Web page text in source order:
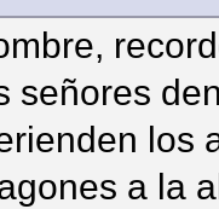
señores
los
a la